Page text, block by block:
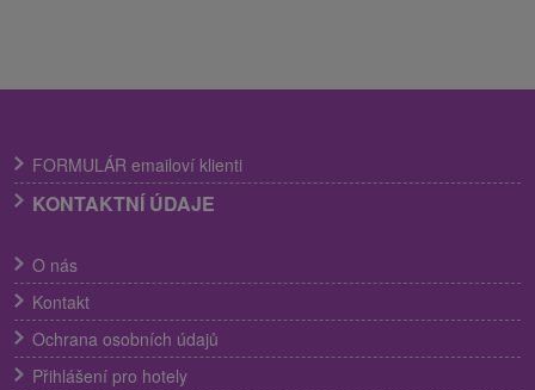
FORMULÁR emailoví klienti
KONTAKTNÍ ÚDAJE
O nás
Kontakt
Ochrana osobních údajů
Přihlášení pro hotely